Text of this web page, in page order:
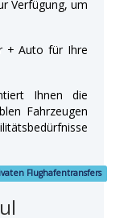
Verfügung, um
+ Auto für Ihre
Ihnen die
Fahrzeugen
Flughafentransfers